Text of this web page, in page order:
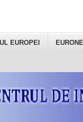
EUROPEI